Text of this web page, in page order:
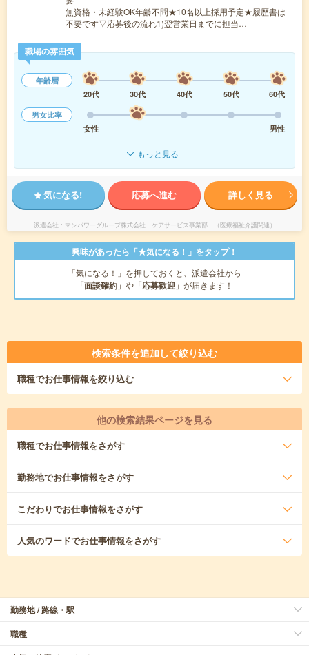
無資格・未経験OK年齢不問★10名以上採用予定★履歴書は
不要です▽応募後の流れ1)翌営業日までに担当…
職場の雰囲気
年齢層
20代
30代 40代 50代
60代
男女比率
女性
男性
もっと見る
気になる! 応募へ進む 詳しく見る
派遣会社 マンパワーグループ株式会社 ケアサービス事業部 （医療福祉介護関連）
興味があったら「★気になる！」をタップ！
「気になる！」を押しておくと、派遣会社から
「面談確約」 や 「応募歓迎」 が届きます！
検索条件を追加して絞り込む
職種でお仕事情報を絞り込む
他の検索結果ページを見る
職種でお仕事情報をさがす
勤務地でお仕事情報をさがす
こだわりでお仕事情報をさがす
人気のワードでお仕事情報をさがす
勤務地 / 路線・駅
職種